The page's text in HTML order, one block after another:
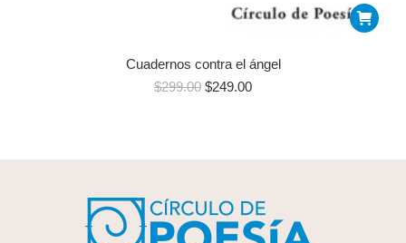
Cuadernos contra el ángel
$299.00 $249.00